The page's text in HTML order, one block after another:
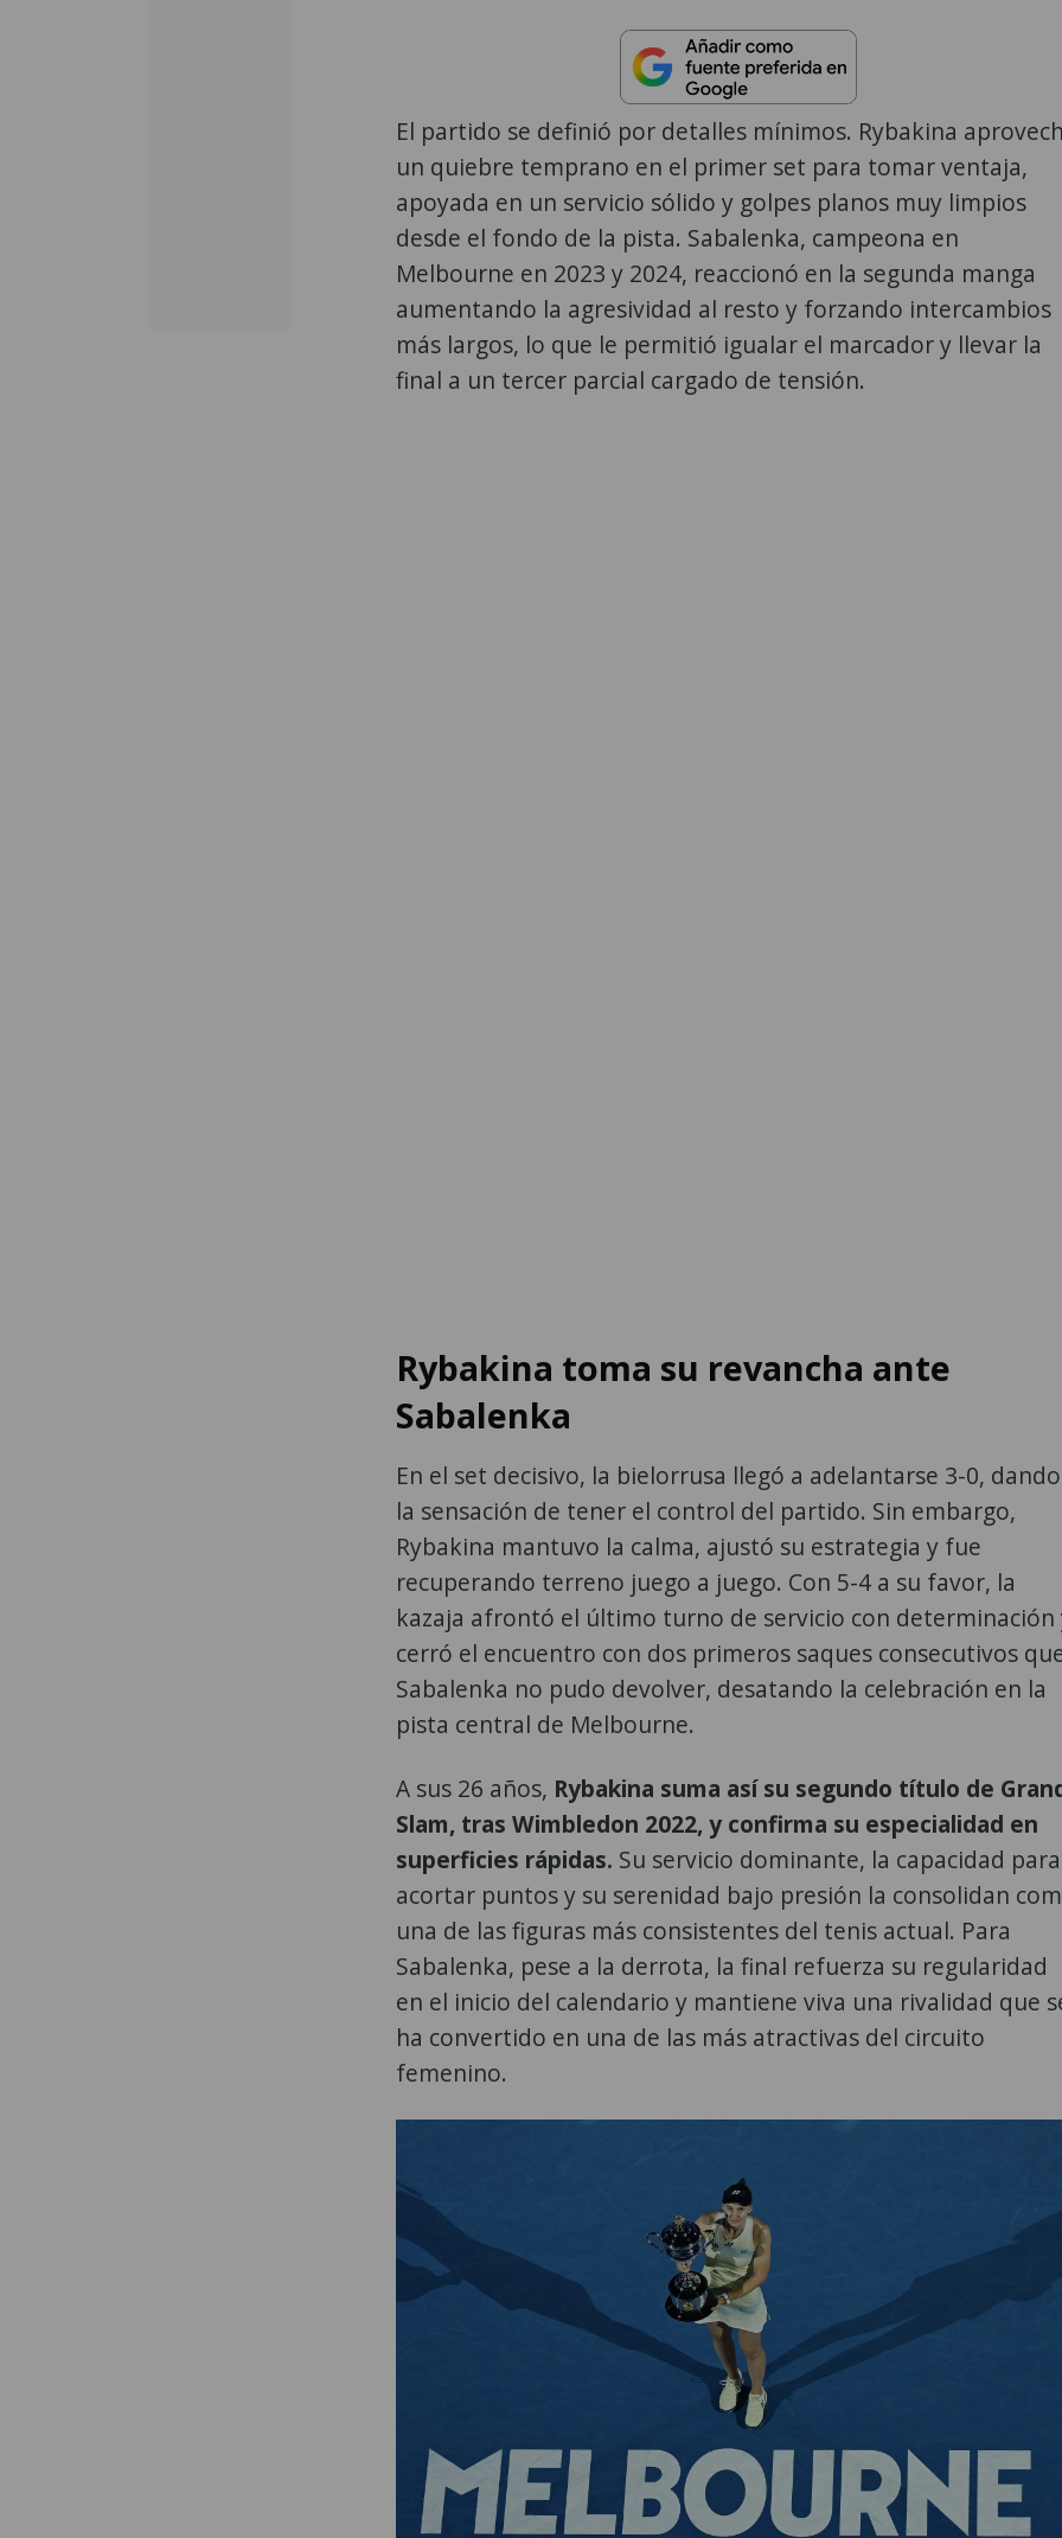
El partido se definió por detalles mínimos. Rybakina
un quiebre temprano en el primer set para tomar ventaja,
apoyada en un servicio sólido y golpes planos muy limpios
desde el fondo de la pista. Sabalenka, campeona en
Melbourne en 2023 y 2024, reaccionó en la segunda manga
aumentando la agresividad al resto y forzando intercambios
más largos, lo que le permitió igualar el marcador y llevar la
final a un tercer parcial cargado de tensión.
Rybakina toma su revancha ante
Sabalenka
En el set decisivo, la bielorrusa llegó a adelantarse 3-0, dando
la sensación de tener el control del partido. Sin embargo,
Rybakina mantuvo la calma, ajustó su estrategia y fue
recuperando terreno juego a juego. Con 5-4 a su favor, la
kazaja afrontó el último turno de servicio con determinación
cerró el encuentro con dos primeros saques consecutivos
Sabalenka no pudo devolver, desatando la celebración en la
pista central de Melbourne.
A sus 26 años, Rybakina suma así su segundo título de
Slam, tras Wimbledon 2022, y confirma su especialidad en
superficies rápidas. Su servicio dominante, la capacidad para
acortar puntos y su serenidad bajo presión la consolidan
una de las figuras más consistentes del tenis actual. Para
Sabalenka, pese a la derrota, la final refuerza su regularidad
en el inicio del calendario y mantiene viva una rivalidad que
ha convertido en una de las más atractivas del circuito
femenino.